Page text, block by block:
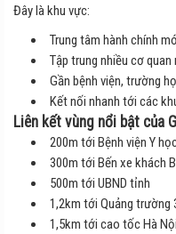
Đây là khu vực:
Trung tâm hành chính
Tập trung nhiều cơ
Gần bệnh viện, trường
Kết nối nhanh tới các
Liên kết vùng nổi bật của
200m tới Bệnh viện Y
300m tới Bến xe khách
500m tới UBND tỉnh
1,2km tới Quảng trường
1,5km tới cao tốc Hà